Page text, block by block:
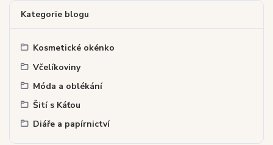
Kategorie blogu
Kosmetické okénko
Včelíkoviny
Móda a oblékání
Šití s Káťou
Diáře a papírnictví